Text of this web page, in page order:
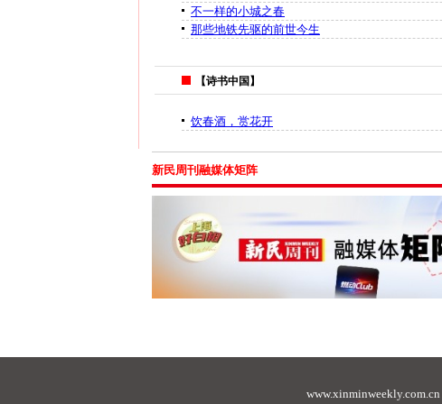
不一样的小城之春
那些地铁先驱的前世今生
【诗书中国】
饮春酒，赏花开
新民周刊融媒体矩阵
www.xinminweekly.com.cn